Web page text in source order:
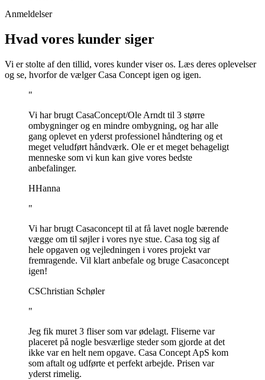
Anmeldelser
Hvad vores kunder siger
Vi er stolte af den tillid, vores kunder viser os. Læs deres oplevelser
og se, hvorfor de vælger Casa Concept igen og igen.
"
Vi har brugt CasaConcept/Ole Arndt til 3 større
ombygninger og en mindre ombygning, og har alle
gang oplevet en yderst professionel håndtering og et
meget veludført håndværk. Ole er et meget behageligt
menneske som vi kun kan give vores bedste
anbefalinger.
HHanna
"
Vi har brugt Casaconcept til at få lavet nogle bærende
vægge om til søjler i vores nye stue. Casa tog sig af
hele opgaven og vejledningen i vores projekt var
fremragende. Vil klart anbefale og bruge Casaconcept
igen!
CSChristian Schøler
"
Jeg fik muret 3 fliser som var ødelagt. Fliserne var
placeret på nogle besværlige steder som gjorde at det
ikke var en helt nem opgave. Casa Concept ApS kom
som aftalt og udførte et perfekt arbejde. Prisen var
yderst rimelig.